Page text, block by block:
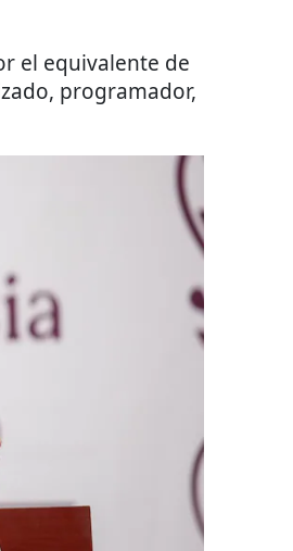
el equivalente de
programador,